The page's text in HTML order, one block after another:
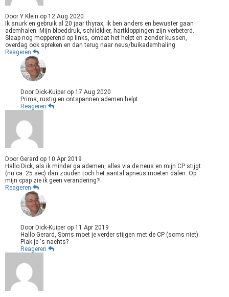
Door Y Klein op 12 Aug 2020
Ik snurk en gebruik al 20 jaar thyrax, ik ben anders en bewuster gaan
ademhalen. Mijn bloeddruk, schildklier, hartkloppingen zijn verbeterd.
Slaap nog mopperend op links, omdat het helpt en zonder kussen,
overdag ook spreken en dan terug naar neus/buikademhaling
Reageren
Door Dick-Kuiper op 17 Aug 2020
Prima, rustig en ontspannen ademen helpt.
Reageren
Door Gerard op 10 Apr 2019
Hallo Dick, als ik minder ga ademen, alles via de neus en mijn CP stijgt
(nu ca. 25 sec) dan zouden toch het aantal apneus moeten dalen. Op
mijn cpap zie ik geen verandering?!
Reageren
Door Dick-Kuiper op 11 Apr 2019
Hallo Gerard, Soms moet je verder stijgen met de CP (soms niet).
Plak je 's nachts?
Reageren